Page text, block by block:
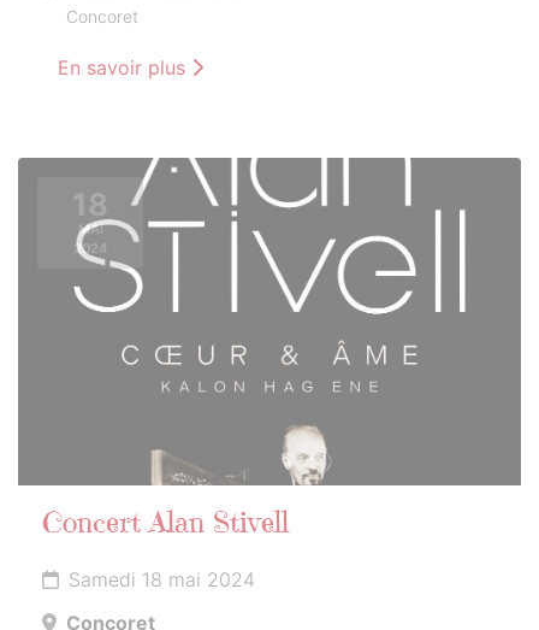
Concoret
En savoir plus
18
MAI
2024
Concert Alan Stivell
Samedi 18 mai 2024
Concoret